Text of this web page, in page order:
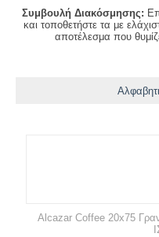
Συμβουλή Διακόσμησης:
και τοποθετήστε τα με
αποτέλεσμα που
Alcazar Coffee 20x75